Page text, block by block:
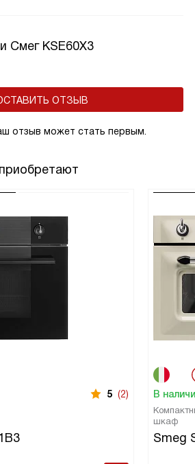
Смег KSE60X3
ОТЗЫВ
отзыв может стать первым.
5 (2) В
шкаф
Smeg